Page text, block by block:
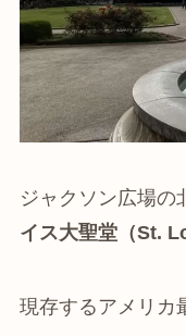
ジャクソン広場の
イス大聖堂（St.
現存するアメリカ